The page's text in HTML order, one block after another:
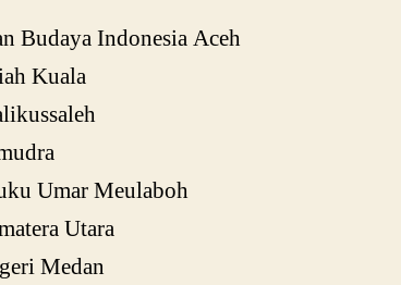
Budaya Indonesia Aceh
Kuala
Umar Meulaboh
Utara
Medan